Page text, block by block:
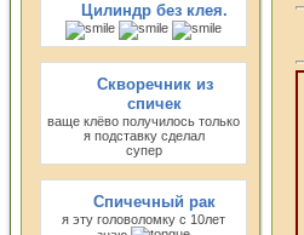
Цилиндр без клея.
Скворечник из
спичек
ваще клёво получилось только
я подставку сделал
супер
Спичечный рак
я эту головоломку с 10лет